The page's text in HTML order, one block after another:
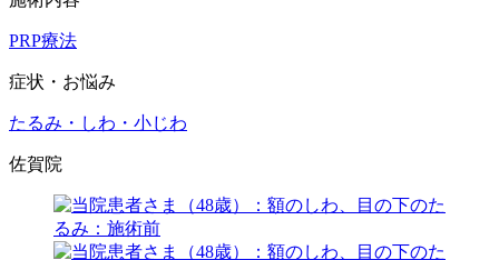
PRP療法
症状・お悩み
たるみ・しわ・小じわ
佐賀院